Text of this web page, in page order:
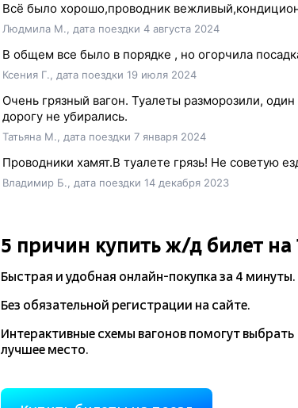
Всё было хорошо,проводник
Людмила М., дата поездки 4 августа 2024
В общем все было в порядке , но огорчила
Ксения Г., дата поездки 19 июля 2024
Очень грязный вагон. Туалеты разморозили,
дорогу не убирались.
Татьяна М., дата поездки 7 января 2024
Проводники хамят.В туалете грязь! Не советую
Владимир Б., дата поездки 14 декабря 2023
5 причин купить ж/дбилет на
Быстрая и удобная онлайн-покупказа 4 минуты.
Без обязательной регистрации на сайте.
Интерактивные схемы вагонов помогут выбрать
лучшее место.